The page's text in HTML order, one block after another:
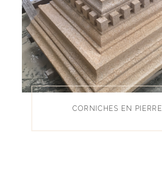
CORNICHES EN PIERRE